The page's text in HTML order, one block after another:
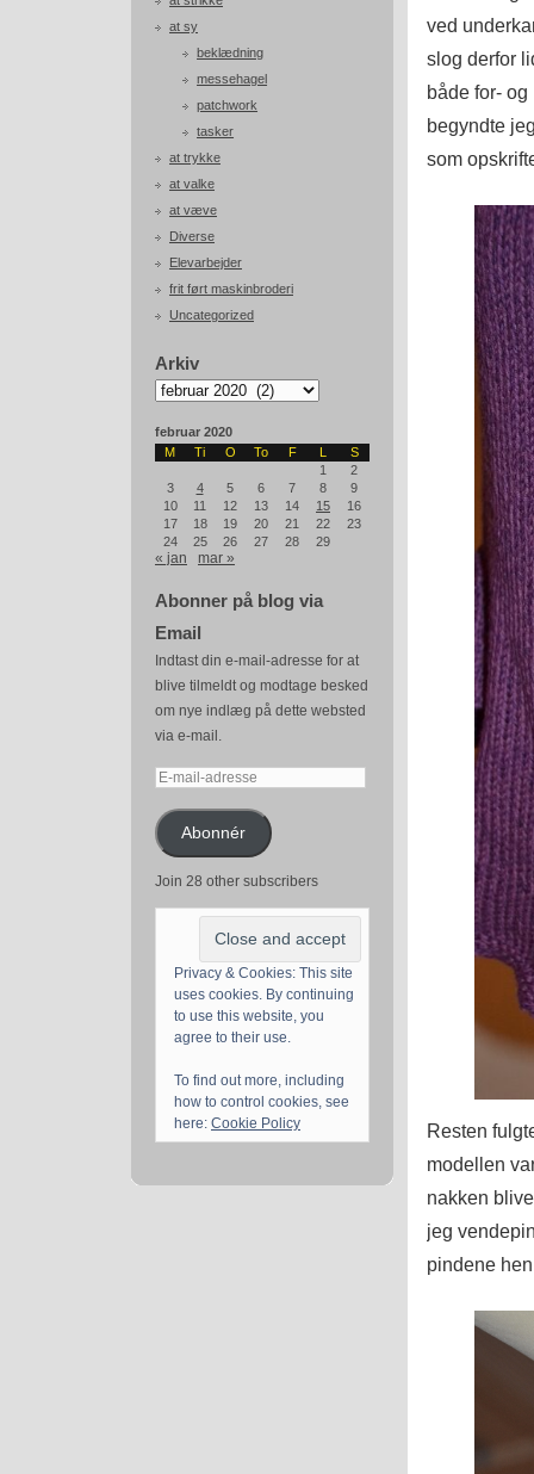
at sy
beklædning
messehagel
patchwork
tasker
at trykke
at valke
at væve
Diverse
Elevarbejder
frit ført maskinbroderi
Uncategorized
Arkiv
Arkiv
februar 2020
M
Ti O To F L
S
1
2
3
4 5 6 7 8
9
10
11 12 13 14 15
16
17
18 19 20 21 22
23
24
25 26 27 28 29
« jan mar »
Abonner på blog via
Email
Indtast din e-mail-adresse for at
blive tilmeldt og modtage besked
om nye indlæg på dette websted
via e-mail.
E-
adresseAbonnér
Join 28 other subscribers
Privacy & Cookies: This site
uses cookies. By continuing
to use this website, you
agree to their use.
To find out more, including
how to control cookies, see
here: Cookie Policy
ved
slog derfor
både for-
begyndte
som
Resten
modellen
nakken
jeg
pindene